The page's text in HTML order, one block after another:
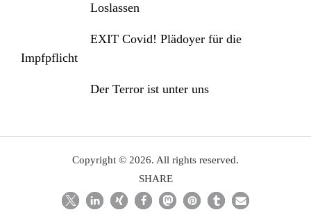
Loslassen
EXIT Covid! Plädoyer für die
Impfpflicht
Der Terror ist unter uns
Copyright © 2026. All rights reserved.
SHARE